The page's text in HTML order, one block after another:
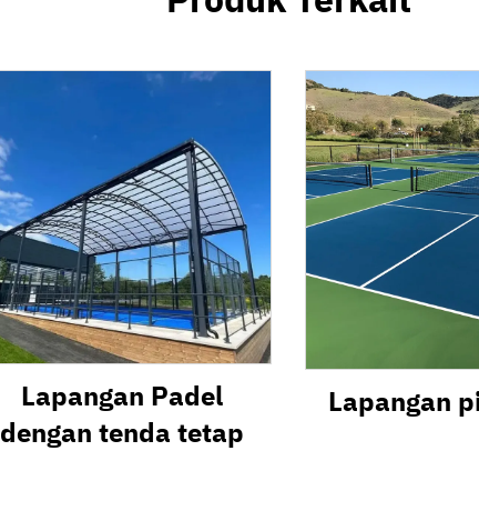
Lapangan Padel
dengan tenda tetap
Lapangan